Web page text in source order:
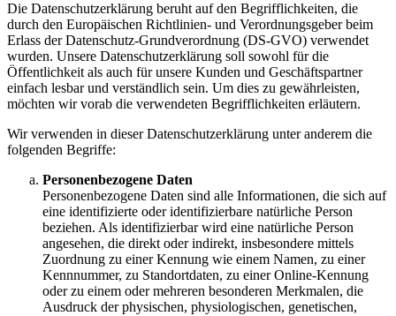
Die Datenschutzerklärung beruht auf den Begrifflichkeiten, die
durch den Europäischen Richtlinien- und Verordnungsgeber beim
Erlass der Datenschutz-Grundverordnung (DS-GVO) verwendet
wurden. Unsere Datenschutzerklärung soll sowohl für die
Öffentlichkeit als auch für unsere Kunden und Geschäftspartner
einfach lesbar und verständlich sein. Um dies zu gewährleisten,
möchten wir vorab die verwendeten Begrifflichkeiten erläutern.
Wir verwenden in dieser Datenschutzerklärung unter anderem die
folgenden Begriffe:
Personenbezogene Daten
Personenbezogene Daten sind alle Informationen, die sich auf
eine identifizierte oder identifizierbare natürliche Person
beziehen. Als identifizierbar wird eine natürliche Person
angesehen, die direkt oder indirekt, insbesondere mittels
Zuordnung zu einer Kennung wie einem Namen, zu einer
Kennnummer, zu Standortdaten, zu einer Online-Kennung
oder zu einem oder mehreren besonderen Merkmalen, die
Ausdruck der physischen, physiologischen, genetischen,